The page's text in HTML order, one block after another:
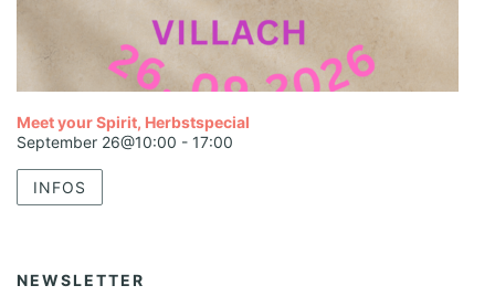
Meet your Spirit, Herbstspecial
September 26@10:00 - 17:00
INFOS
NEWSLETTER